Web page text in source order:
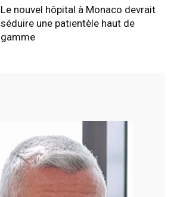
Le nouvel hôpital à Monaco devrait
séduire une patientèle haut de
gamme